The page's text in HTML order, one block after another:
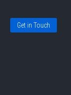
Get in Touch